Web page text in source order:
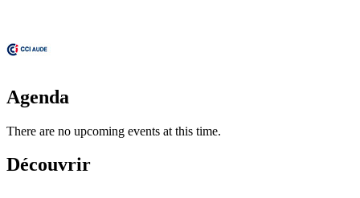
Agenda
There are no upcoming events at this time.
Découvrir